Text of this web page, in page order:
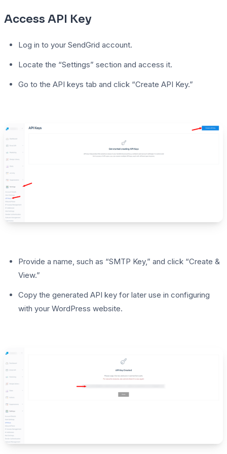
Access API Key
Log in to your SendGrid account.
Locate the “Settings” section and access it.
Go to the API keys tab and click “Create API Key.”
Provide a name, such as “SMTP Key,” and click “Create &
View.”
Copy the generated API key for later use in configuring
with your WordPress website.